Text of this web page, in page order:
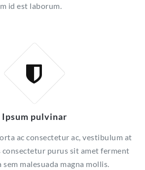
id est laborum.
Ipsum pulvinar
ac consectetur ac, vestibulum at
consectetur purus sit amet ferment
malesuada magna mollis.